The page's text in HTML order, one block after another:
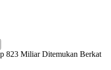
823 Miliar Ditemukan Berkat